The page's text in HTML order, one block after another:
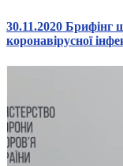
30.11.2020 Брифінг
коронавірусної